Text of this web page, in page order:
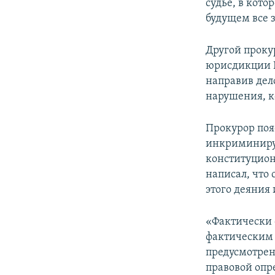
судье, в
будущем все
Другой
юрисдикции
направив
нарушения,
Прокурор
написал, что
этого
«Фактически
фактическим
правовой